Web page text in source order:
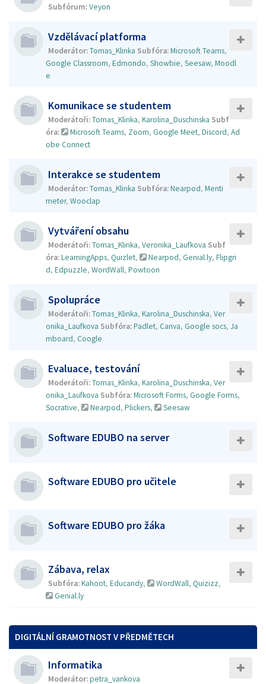
Subfórum:Veyon
Vzdělávací platforma
Moderátor:Tomas_Klinka Subfóra:Microsoft Teams,
Google Classroom, Edmondo, Showbie, Seesaw, Moodl
e
Komunikace se studentem
Moderátoři:Tomas_Klinka, Karolina_Duschinska Subf
óra:
Microsoft Teams, Zoom, Google Meet, Discord, Ad
obe Connect
Interakce se studentem
Moderátor:Tomas_Klinka Subfóra:Nearpod, Menti
meter, Wooclap
Vytváření obsahu
Moderátoři:Tomas_Klinka, Veronika_Laufkova Subf
óra:LearningApps, Quizlet, Nearpod, Genial.ly, Flipgri
d, Edpuzzle, WordWall, Powtoon
Spolupráce
Moderátoři:Tomas_Klinka, Karolina_Duschinska, Ver
onika_Laufkova Subfóra:Padlet, Canva, Google socs, Ja
mboard, Coogle
Evaluace, testování
Moderátoři:Tomas_Klinka, Karolina_Duschinska, Ver
onika_Laufkova Subfóra:Microsoft Forms, Google Forms,
Socrative, Nearpod, Plickers, Seesaw
Software EDUBO na server
Software EDUBO pro učitele
Software EDUBO pro žáka
Zábava, relax
Subfóra:Kahoot, Educandy, WordWall, Quizizz,
Genial.ly
DIGITÁLNÍ GRAMOTNOST V PŘEDMĚTECH
Informatika
Moderátor:petra_vankova